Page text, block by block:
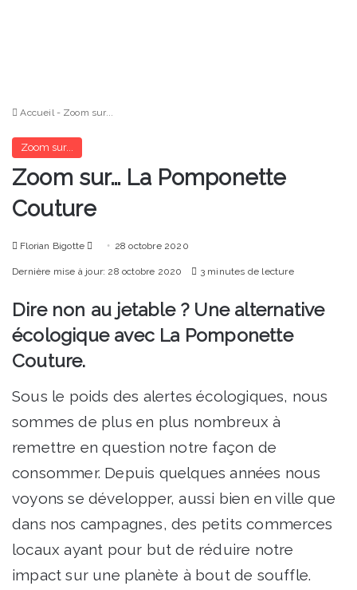
Accueil - Zoom sur...
Zoom sur...
Zoom sur… La Pomponette
Couture
Florian Bigotte
Envoyer28 octobre 2020
Dernière mise à jour: 28 octobre 2020 3 minutes de lecture
Dire non au jetable ? Une alternative
écologique avec La Pomponette
Couture.
Sous le poids des alertes écologiques, nous
sommes de plus en plus nombreux à
remettre en question notre façon de
consommer. Depuis quelques années nous
voyons se développer, aussi bien en ville que
dans nos campagnes, des petits commerces
locaux ayant pour but de réduire notre
impact sur une planète à bout de souffle.